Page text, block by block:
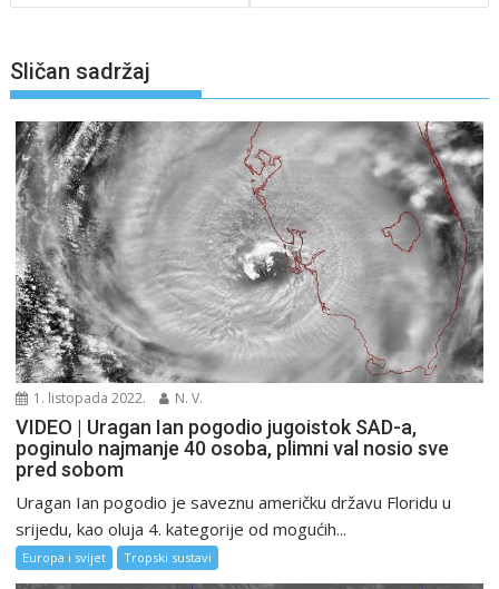
Sličan sadržaj
1. listopada 2022. N. V.
VIDEO | Uragan Ian pogodio jugoistok SAD-a,
poginulo najmanje 40 osoba, plimni val nosio sve
pred sobom
Uragan Ian pogodio je saveznu američku državu Floridu u
srijedu, kao oluja 4. kategorije od mogućih...
Europa i svijet Tropski sustavi